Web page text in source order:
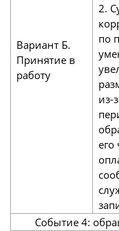
Вариант Б.
Принятие в
работу
2.
по
из-
его
Событие 4: